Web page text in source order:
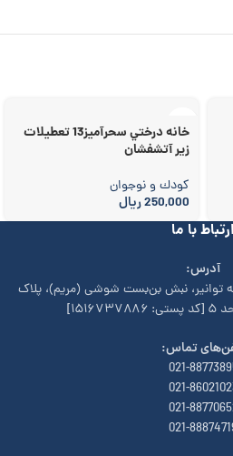
خانه درختي سحرآميز13 تعطيلات
زير آتشفشان
کودك و نوجوان
250,000ریال
ارتباط با ما
آدرس:
به توانير، نبش بن‌بست شوشی (مريم)، پلاک
تماس:
021-
021-
021-
021-